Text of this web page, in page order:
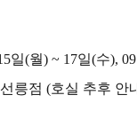
일(월) ~ 17일(수),
릉점 (호실 추후 안